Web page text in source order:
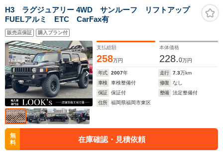
H3 ラグジュアリー 4WD サンルーフ リフトアップ
FUELアルミ ETC CarFax有
販売店保証 購入プラン付
支払総額
258万円
本体価格
228.0万円
年式 2007年 走行 7.3万km
車検
車検整備付 修復
なし
保証
保証付 整備
法定整備付
住所
福岡県福岡市東区
無
料
在庫確認・見積依頼